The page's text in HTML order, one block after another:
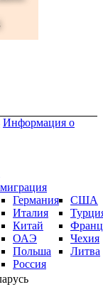
Информация о
Германия
Италия
Китай
ОАЭ
Польша
Россия
США
Чехия
Литва